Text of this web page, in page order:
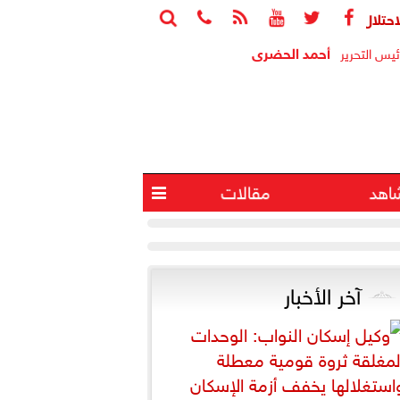





 4 آخرين في انفجار جنوب لبنان
التحرير أحمد الحضرى
مقالات 
آخر الأخبار